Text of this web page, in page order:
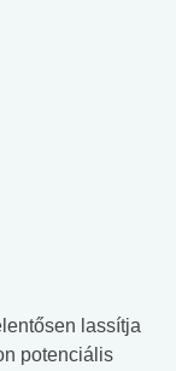
lassítja
potenciális